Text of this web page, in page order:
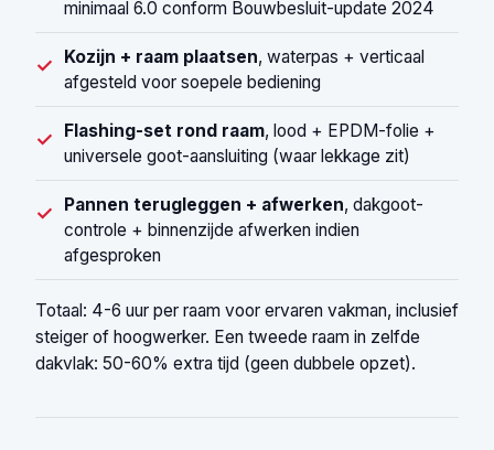
minimaal 6.0 conform Bouwbesluit-update 2024
✓ Kozijn + raam plaatsen, waterpas + verticaal
afgesteld voor soepele bediening
✓ Flashing-set rond raam, lood + EPDM-folie +
universele goot-aansluiting (waar lekkage zit)
✓ Pannen terugleggen + afwerken, dakgoot-
controle + binnenzijde afwerken indien
afgesproken
Totaal: 4-6 uur per raam voor ervaren vakman, inclusief
steiger of hoogwerker. Een tweede raam in zelfde
dakvlak: 50-60% extra tijd (geen dubbele opzet).